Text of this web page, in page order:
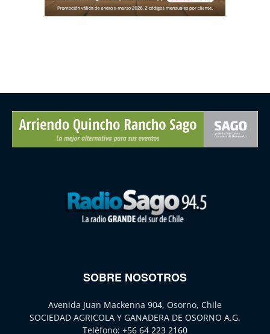
SOBRE NOSOTROS
Avenida Juan Mackenna 904, Osorno, Chile
SOCIEDAD AGRICOLA Y GANADERA DE OSORNO A.G.
Teléfono: +56 64 223 2160